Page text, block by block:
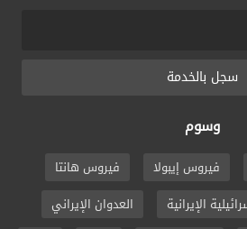
سجل بالخدمة
وسوم
فيروس إيبولا
فيروس هانتا
الإيرانية
العدوان الإيراني